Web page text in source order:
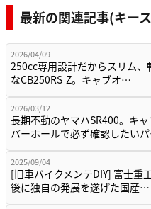
最新の関連記事(キー
2026/04/09
250cc専用設計だからスリム、
なCB250RS-Z。キャブオ…
2026/03/12
長期不動のヤマハSR400。キ
バーホールで必ず確認したい
2025/09/04
[旧車バイクメンテDIY] 富士重
後に独自の発展を遂げた国産…